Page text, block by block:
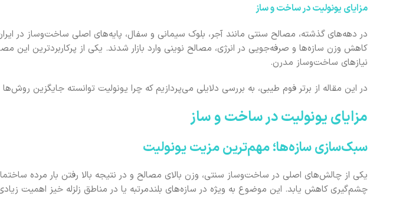
مزایای یونولیت در ساخت ‌و ساز
در دهه‌های گذشته، مصالح سنتی مانند آجر، بلوک سیمانی و سفال، پایه‌های اصلی ساخت‌وساز در
کاهش وزن سازه‌ها و صرفه‌جویی در انرژی، مصالح نوینی وارد بازار شدند. یکی از پرکاربردترین
نیازهای ساخت‌وساز مدرن.
در این مقاله از برتر فوم طیبی، به بررسی دلایلی می‌پردازیم که چرا یونولیت توانسته جایگزین
مزایای یونولیت در ساخت‌ و ساز
سبک‌سازی سازه‌ها؛ مهم‌ترین مزیت یونولیت
یکی از چالش‌های اصلی در ساخت‌وساز سنتی، وزن بالای مصالح و در نتیجه بالا رفتن بار مرده
چشم‌گیری کاهش یابد. این موضوع به ‌ویژه در سازه‌های بلندمرتبه یا در مناطق زلزله ‌خیز اهمیت